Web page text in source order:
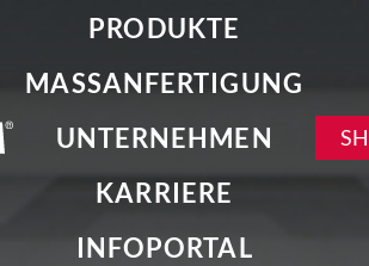
PRODUKTE
MASSANFERTIGUNG
UNTERNEHMEN
KARRIERE
INFOPORTAL